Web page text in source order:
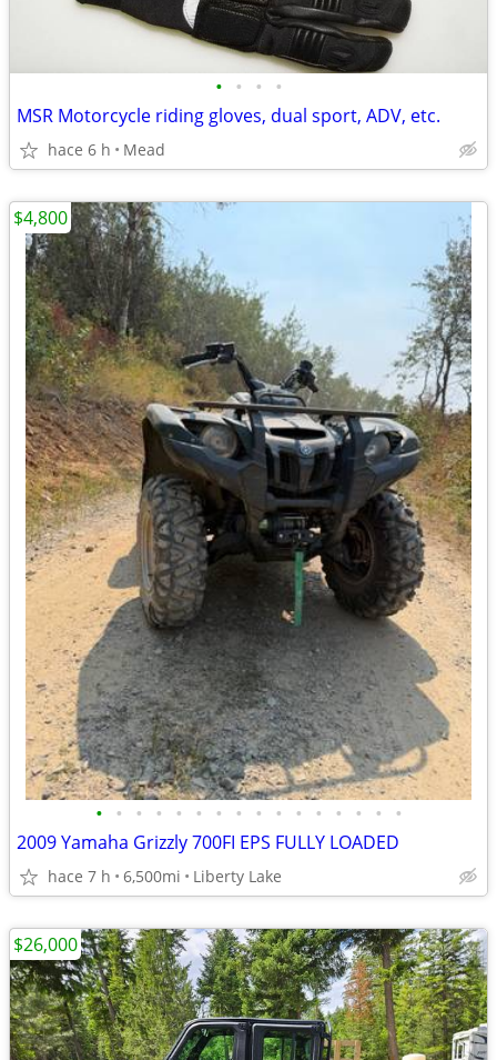
• • • •
MSR Motorcycle riding gloves, dual sport, ADV, etc.
hace 6 h Mead
• • • • • • • • • • • • • • • •
2009 Yamaha Grizzly 700FI EPS FULLY LOADED
hace 7 h 6,500mi Liberty Lake
$4,800
$26,000